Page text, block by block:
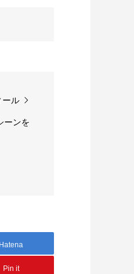
ール
ーンを
Hatena
Pin it